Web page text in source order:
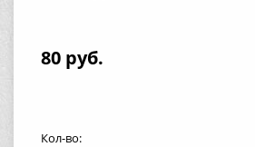
80 руб.
Кол-во: